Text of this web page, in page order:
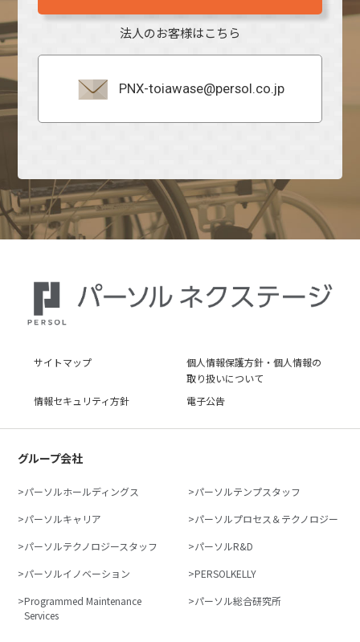
法人のお客様はこちら
PNX-toiawase@persol.co.jp
サイトマップ
個人情報保護方針・個人情報の
取り扱いについて
情報セキュリティ方針
電子公告
グループ会社
パーソルホールディングス
パーソルテンプスタッフ
パーソルキャリア
パーソルプロセス＆テクノロジー
パーソルテクノロジースタッフ
パーソルR&D
パーソルイノベーション
PERSOLKELLY
Programmed Maintenance
Services
パーソル総合研究所